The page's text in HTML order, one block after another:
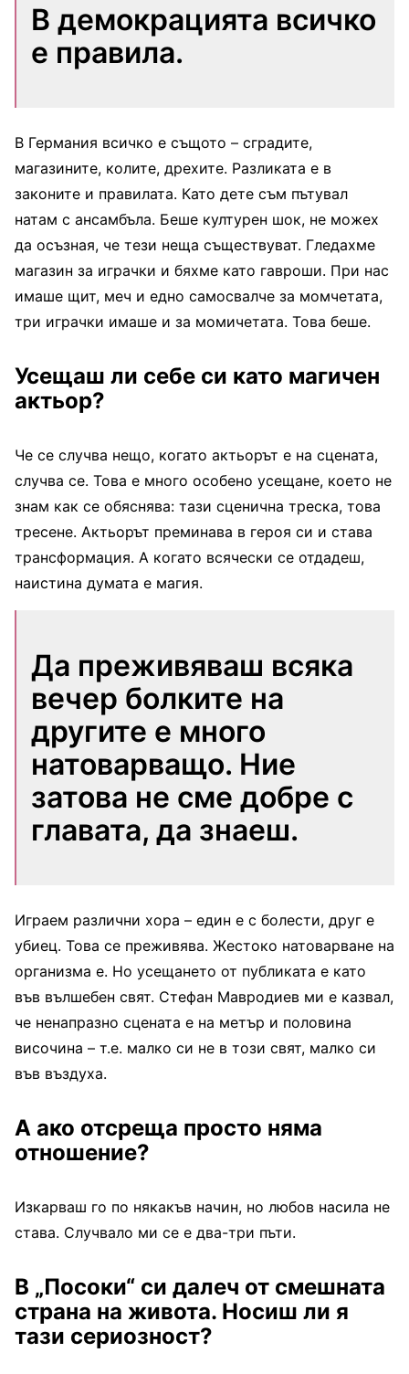
В демокрацията всичко
е правила.
В Германия всичко е същото – сградите,
магазините, колите, дрехите. Разликата е в
законите и правилата. Като дете съм пътувал
натам с ансамбъла. Беше културен шок, не можех
да осъзная, че тези неща съществуват. Гледахме
магазин за играчки и бяхме като гавроши. При нас
имаше щит, меч и едно самосвалче за момчетата,
три играчки имаше и за момичетата. Това беше.
Усещаш ли себе си като магичен
актьор?
Че се случва нещо, когато актьорът е на сцената,
случва се. Това е много особено усещане, което не
знам как се обяснява: тази сценична треска, това
тресене. Актьорът преминава в героя си и става
трансформация. А когато всячески се отдадеш,
наистина думата е магия.
Да преживяваш всяка
вечер болките на
другите е много
натоварващо. Ние
затова не сме добре с
главата, да знаеш.
Играем различни хора – един е с болести, друг е
убиец. Това се преживява. Жестоко натоварване на
организма е. Но усещането от публиката е като
във вълшебен свят. Стефан Мавродиев ми е казвал,
че ненапразно сцената е на метър и половина
височина – т.е. малко си не в този свят, малко си
във въздуха.
А ако отсреща просто няма
отношение?
Изкарваш го по някакъв начин, но любов насила не
става. Случвало ми се е два-три пъти.
В „Посоки“ си далеч от смешната
страна на живота. Носиш ли я
тази сериозност?